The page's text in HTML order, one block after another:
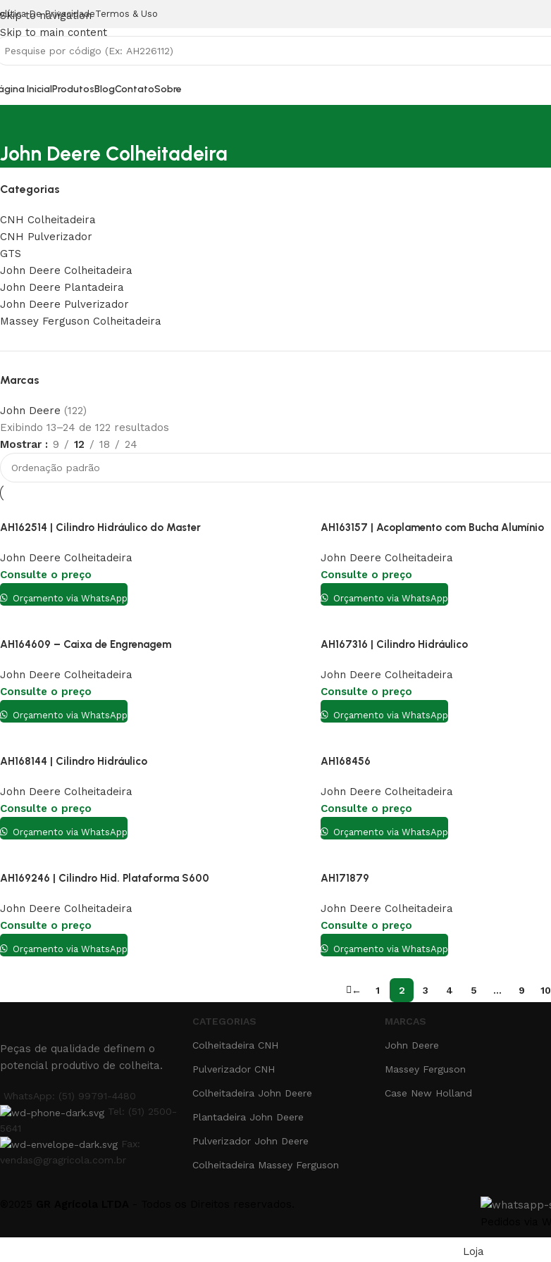
Skip to navigation
Skip to main content
De PrivacidadeTermos & Uso
InicialProdutosBlogContatoSobre
John Deere Colheitadeira
Categorias
CNH Colheitadeira
CNH Pulverizador
GTS
John Deere Colheitadeira
John Deere Plantadeira
John Deere Pulverizador
Massey Ferguson Colheitadeira
Marcas
John Deere (122)
Exibindo 13–24 de 122 resultados
Mostrar
9 12 18 24
AH162514 | Cilindro Hidráulico do Master
John Deere Colheitadeira
Consulte o preço
Orçamento via WhatsApp
AH163157 | Acoplamento com Bucha Alumínio
John Deere Colheitadeira
Consulte o preço
Orçamento via WhatsApp
AH164609 – Caixa de Engrenagem
John Deere Colheitadeira
Consulte o preço
Orçamento via WhatsApp
AH167316 | Cilindro Hidráulico
John Deere Colheitadeira
Consulte o preço
Orçamento via WhatsApp
AH168144 | Cilindro Hidráulico
John Deere Colheitadeira
Consulte o preço
Orçamento via WhatsApp
AH168456
John Deere Colheitadeira
Consulte o preço
Orçamento via WhatsApp
AH169246 | Cilindro Hid. Plataforma S600
John Deere Colheitadeira
Consulte o preço
Orçamento via WhatsApp
AH171879
John Deere Colheitadeira
Consulte o preço
Orçamento via WhatsApp
← 1 2 3 4 5 … 9 10
Peças de qualidade definem o
potencial produtivo de colheita.
WhatsApp: (51) 99791-4480
Tel: (51) 2500-
5641
Fax:
vendas@gragricola.com.br
CATEGORIAS
Colheitadeira CNH
Pulverizador CNH
Colheitadeira John Deere
Plantadeira John Deere
Pulverizador John Deere
Colheitadeira Massey Ferguson
MARCAS
John Deere
Massey Ferguson
Case New Holland
Loja